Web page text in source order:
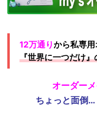
12万通りから私専用
『世界に一つだけ』
オーダー
ちょっと面倒…